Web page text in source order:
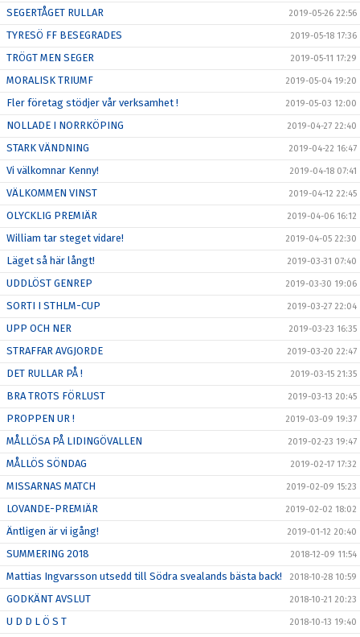
SEGERTÅGET RULLAR 2019-05-26 22:56
TYRESÖ FF BESEGRADES 2019-05-18 17:36
TRÖGT MEN SEGER 2019-05-11 17:29
MORALISK TRIUMF 2019-05-04 19:20
Fler företag stödjer vår verksamhet ! 2019-05-03 12:00
NOLLADE I NORRKÖPING 2019-04-27 22:40
STARK VÄNDNING 2019-04-22 16:47
Vi välkomnar Kenny! 2019-04-18 07:41
VÄLKOMMEN VINST 2019-04-12 22:45
OLYCKLIG PREMIÄR 2019-04-06 16:12
William tar steget vidare! 2019-04-05 22:30
Läget så här långt! 2019-03-31 07:40
UDDLÖST GENREP 2019-03-30 19:06
SORTI I STHLM-CUP 2019-03-27 22:04
UPP OCH NER 2019-03-23 16:35
STRAFFAR AVGJORDE 2019-03-20 22:47
DET RULLAR PÅ ! 2019-03-15 21:35
BRA TROTS FÖRLUST 2019-03-13 20:45
PROPPEN UR ! 2019-03-09 19:37
MÅLLÖSA PÅ LIDINGÖVALLEN 2019-02-23 19:47
MÅLLÖS SÖNDAG 2019-02-17 17:32
MISSARNAS MATCH 2019-02-09 15:23
LOVANDE-PREMIÄR 2019-02-02 18:02
Äntligen är vi igång! 2019-01-12 20:40
SUMMERING 2018 2018-12-09 11:54
Mattias Ingvarsson utsedd till Södra svealands bästa back! 2018-10-28 10:59
GODKÄNT AVSLUT 2018-10-21 20:23
U D D L Ö S T 2018-10-13 19:40